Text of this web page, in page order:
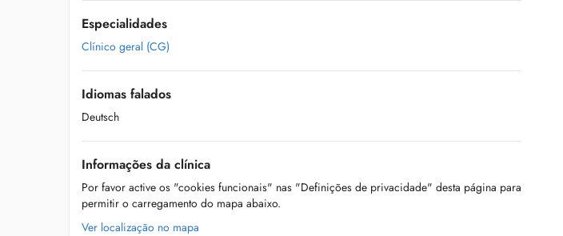
Especialidades
Clínico geral (CG)
Idiomas falados
Deutsch
Informações da clínica
Por favor active os "cookies funcionais" nas "Definições de privacidade" desta página para
permitir o carregamento do mapa abaixo.
Ver localização no mapa